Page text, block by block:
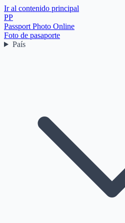
Ir al contenido principal
PP
Passport Photo Online
Foto de pasaporte
País